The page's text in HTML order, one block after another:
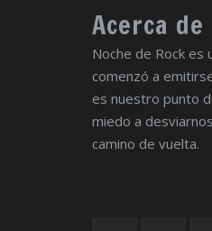
Acerca de
Noche de Rock es
comenzó a
es nuestro punto
miedo a
camino de vuelta.